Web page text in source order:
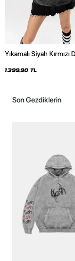
Yıkamalı Siyah Kırmızı
1.399,90 TL
Son Gezdiklerin